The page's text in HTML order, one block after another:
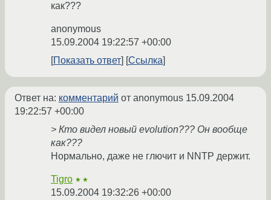
как???
anonymous
15.09.2004 19:22:57 +00:00
Показать ответ
Ссылка
Ответ на: комментарий от anonymous 15.09.2004
19:22:57 +00:00
> Кто видел новый evolution??? Он вообще
как???
Нормально, даже не глючит и NNTP держит.
Tigro ★★
15.09.2004 19:32:26 +00:00